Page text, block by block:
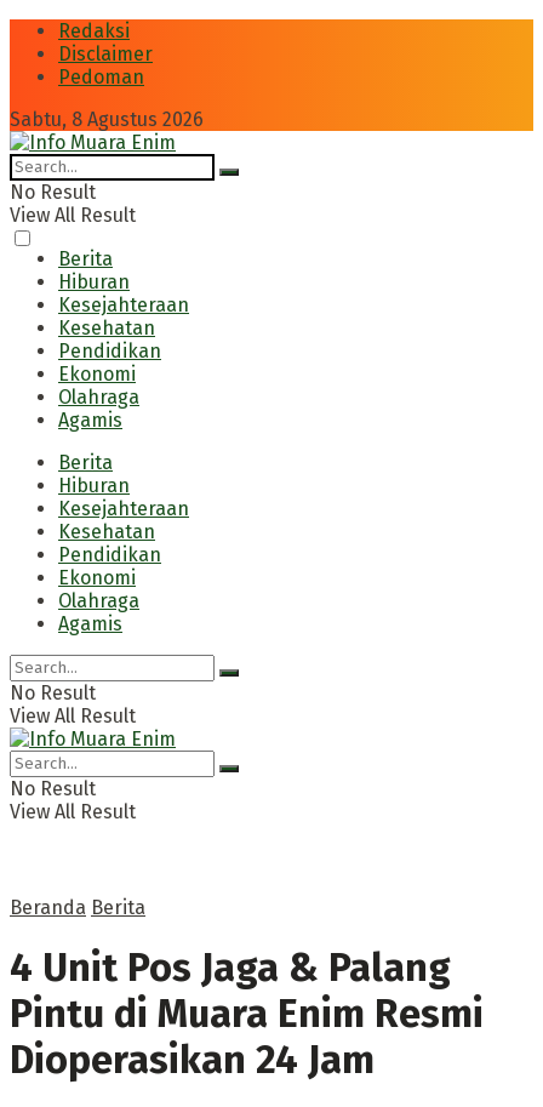
Redaksi
Disclaimer
Pedoman
Sabtu, 8 Agustus 2026
No Result
View All Result
Berita
Hiburan
Kesejahteraan
Kesehatan
Pendidikan
Ekonomi
Olahraga
Agamis
Berita
Hiburan
Kesejahteraan
Kesehatan
Pendidikan
Ekonomi
Olahraga
Agamis
No Result
View All Result
No Result
View All Result
Beranda Berita
4 Unit Pos Jaga & Palang
Pintu di Muara Enim Resmi
Dioperasikan 24 Jam